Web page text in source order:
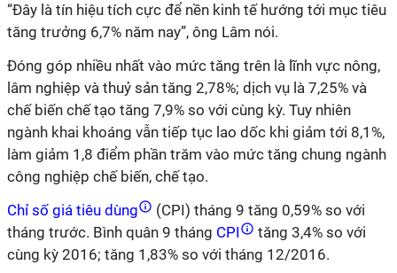
“Đây là tín hiệu tích cực để nền kinh tế hướng tới mục tiêu
tăng trưởng 6,7% năm nay”, ông Lâm nói.
Đóng góp nhiều nhất vào mức tăng trên là lĩnh vực nông,
lâm nghiệp và thuỷ sản tăng 2,78%; dịch vụ là 7,25% và
chế biến chế tạo tăng 7,9% so với cùng kỳ. Tuy nhiên
ngành khai khoáng vẫn tiếp tục lao dốc khi giảm tới 8,1%,
làm giảm 1,8 điểm phần trăm vào mức tăng chung ngành
công nghiệp chế biến, chế tạo.
Chỉ số giá tiêu dùng
(CPI) tháng 9 tăng 0,59% so với
tháng trước. Bình quân 9 tháng CPI
tăng 3,4% so với
cùng kỳ 2016; tăng 1,83% so với tháng 12/2016.